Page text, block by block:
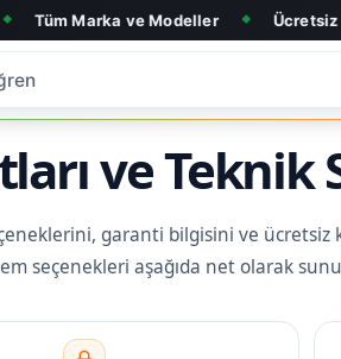
ve Modeller ◆ Ücretsiz Arıza Tespit
ve Teknik
garanti bilgisini ve ücretsiz
seçenekleri aşağıda net olarak